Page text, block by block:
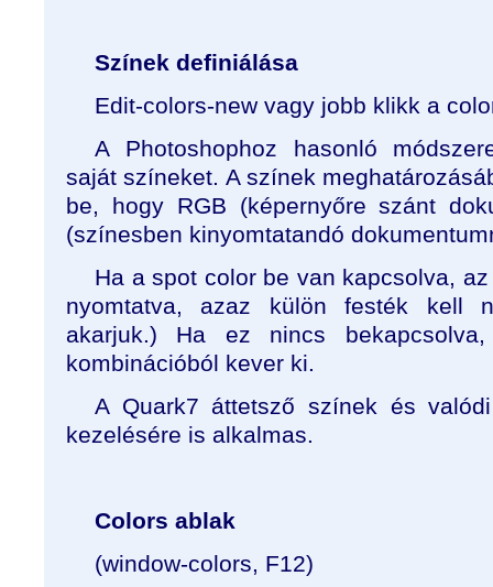
Színek definiálása
Edit-colors-new vagy jobb klikk a
A Photoshophoz hasonló
saját színeket. A színek
be, hogy RGB (képernyőre szánt
(színesben kinyomtatandó
Ha a spot color be van kapcsolva,
nyomtatva, azaz külön festék kell
akarjuk.) Ha ez nincs
kombinációból kever ki.
A Quark7 áttetsző színek és
kezelésére is alkalmas.
Colors ablak
(window-colors, F12)